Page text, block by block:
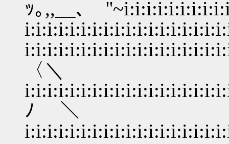
ｯ｡,,__､
〈＼
ﾉ ＼